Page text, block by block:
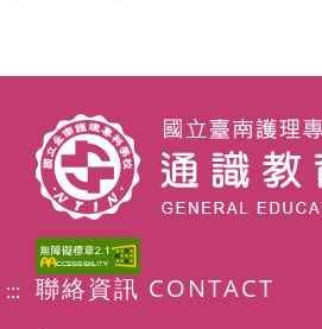
::: 聯絡資訊 CONTACT